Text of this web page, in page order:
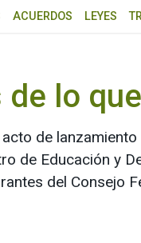
ACUERDOS LEYES
lo
de
de Educación y
del Consejo